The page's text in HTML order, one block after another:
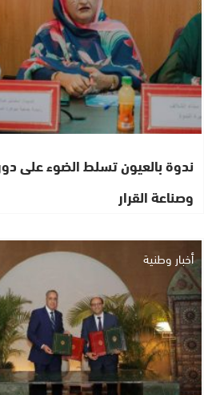
ندوة بالعيون تسلط الضوء على
وصناعة القرار
أخبار وطنية